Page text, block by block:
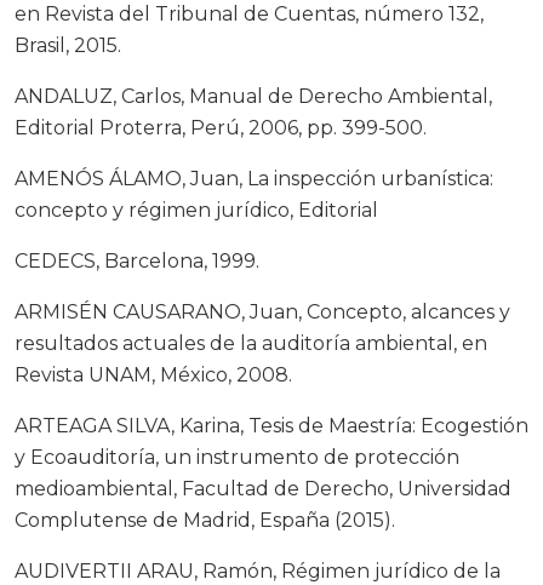
en Revista del Tribunal de Cuentas, número 132,
Brasil, 2015.
ANDALUZ, Carlos, Manual de Derecho Ambiental,
Editorial Proterra, Perú, 2006, pp. 399-500.
AMENÓS ÁLAMO, Juan, La inspección urbanística:
concepto y régimen jurídico, Editorial
CEDECS, Barcelona, 1999.
ARMISÉN CAUSARANO, Juan, Concepto, alcances y
resultados actuales de la auditoría ambiental, en
Revista UNAM, México, 2008.
ARTEAGA SILVA, Karina, Tesis de Maestría: Ecogestión
y Ecoauditoría, un instrumento de protección
medioambiental, Facultad de Derecho, Universidad
Complutense de Madrid, España (2015).
AUDIVERTII ARAU, Ramón, Régimen jurídico de la